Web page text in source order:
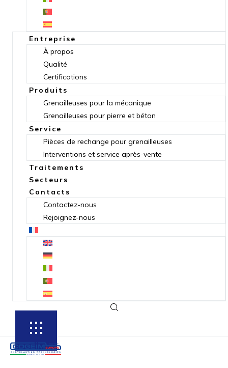
Entreprise
À propos
Qualité
Certifications
Produits
Grenailleuses pour la mécanique
Grenailleuses pour pierre et béton
Service
Pièces de rechange pour grenailleuses
Interventions et service après-vente
Traitements
Secteurs
Contacts
Contactez-nous
Rejoignez-nous